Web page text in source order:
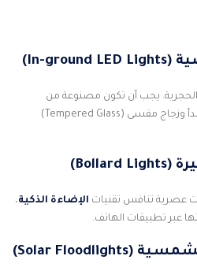
الحجرية. يجب أن تكون مصنوعة من
“الاستانلس ستيل” المقاوم للصدأ وزجاج مقسى (Tempered Glass)
عصرية تنافس تقنيات الإضاءة الذكية،
عبر تطبيقات الهاتف.